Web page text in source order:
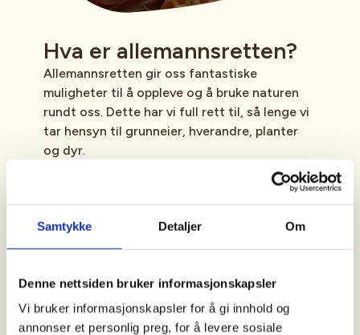
Samtykke Detaljer Om
Denne nettsiden bruker informasjonskapsler
Vi bruker informasjonskapsler for å gi innhold og
annonser et personlig preg, for å levere sosiale
Hva er allemannsretten?
Allemannsretten gir oss fantastiske
muligheter til å oppleve og å bruke naturen
rundt oss. Dette har vi full rett til, så lenge vi
tar hensyn til grunneier, hverandre, planter
og dyr.